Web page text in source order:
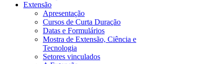
Extensão
Apresentação
Cursos de Curta Duração
Datas e Formulários
Mostra de Extensão, Ciência e
Tecnologia
Setores vinculados